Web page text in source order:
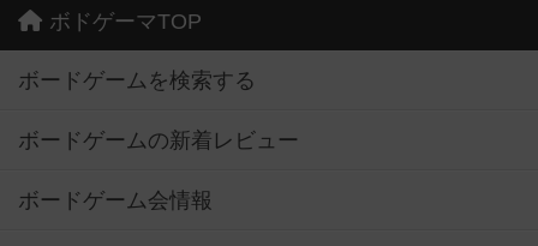
ボドゲーマTOP
ボードゲームを検索する
ボードゲームの新着レビュー
ボードゲーム会情報